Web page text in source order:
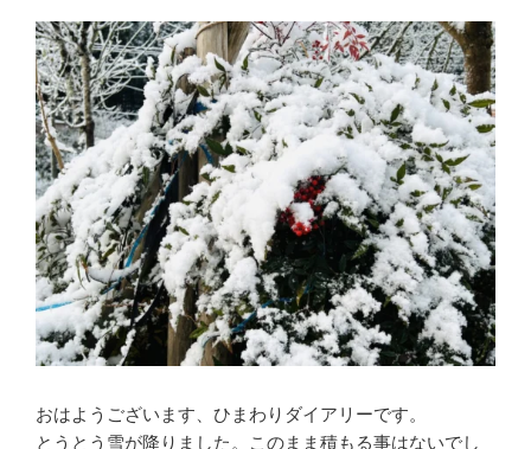
おはようございます、ひまわりダイアリーです。
とうとう雪が降りました。このまま積もる事はないでし